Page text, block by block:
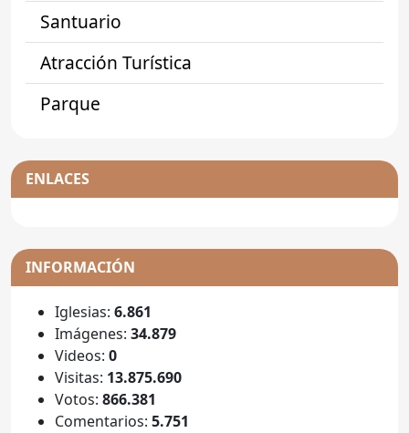
Santuario
Atracción Turística
Parque
ENLACES
INFORMACIÓN
Iglesias: 6.861
Imágenes: 34.879
Videos: 0
Visitas: 13.875.690
Votos: 866.381
Comentarios: 5.751